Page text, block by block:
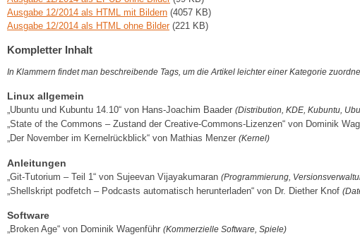
Ausgabe 12/2014 als HTML mit Bildern (4057 KB)
Ausgabe 12/2014 als HTML ohne Bilder(221 KB)
Kompletter Inhalt
In Klammern findet man beschreibende Tags, um die Artikel leichter einer Kategorie
Linux allgemein
„Ubuntu und Kubuntu 14.10“ von Hans-Joachim Baader (Distribution, KDE, Kubuntu,
„State of the Commons – Zustand der Creative-Commons-Lizenzen“ von Dominik
„Der November im Kernelrückblick“ von Mathias Menzer (Kernel)
Anleitungen
„Git-Tutorium – Teil 1“ von Sujeevan Vijayakumaran (Programmierung,
„Shellskript podfetch – Podcasts automatisch herunterladen“ von Dr. Diether Knof
Software
„Broken Age“ von Dominik Wagenführ (Kommerzielle Software, Spiele)